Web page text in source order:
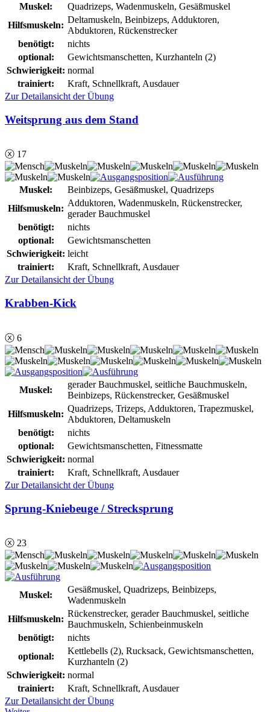
Muskel:
Quadrizeps, Wadenmuskeln, Gesäßmuskel
Hilfsmuskeln:
Deltamuskeln, Beinbizeps, Adduktoren,
Abduktoren, Rückenstrecker
benötigt:
nichts
optional:
Gewichtsmanschetten, Kurzhanteln (2)
Schwierigkeit: normal
trainiert:
Kraft, Schnellkraft, Ausdauer
Zur Detailansicht der Übung
Weitsprung aus dem Stand
ⓧ 17
Muskel:
Beinbizeps, Gesäßmuskel, Quadrizeps
Hilfsmuskeln:
Adduktoren, Wadenmuskeln, Rückenstrecker,
gerader Bauchmuskel
benötigt:
nichts
optional:
Gewichtsmanschetten
Schwierigkeit: leicht
trainiert:
Kraft, Schnellkraft, Ausdauer
Zur Detailansicht der Übung
Krabben-Kick
ⓧ 6
Muskel:
gerader Bauchmuskel, seitliche Bauchmuskeln,
Beinbizeps, Rückenstrecker, Gesäßmuskel
Hilfsmuskeln:
Quadrizeps, Trizeps, Adduktoren, Trapezmuskel,
Abduktoren, Deltamuskeln
benötigt:
nichts
optional:
Gewichtsmanschetten, Fitnessmatte
Schwierigkeit: normal
trainiert:
Kraft, Schnellkraft, Ausdauer
Zur Detailansicht der Übung
Sprung-Kniebeuge / Strecksprung
ⓧ 23
Muskel:
Gesäßmuskel, Quadrizeps, Beinbizeps,
Wadenmuskeln
Hilfsmuskeln:
Rückenstrecker, gerader Bauchmuskel, seitliche
Bauchmuskeln, Schienbeinmuskeln
benötigt:
nichts
optional:
Kettlebells (2), Rucksack, Gewichtsmanschetten,
Kurzhanteln (2)
Schwierigkeit: normal
trainiert:
Kraft, Schnellkraft, Ausdauer
Zur Detailansicht der Übung